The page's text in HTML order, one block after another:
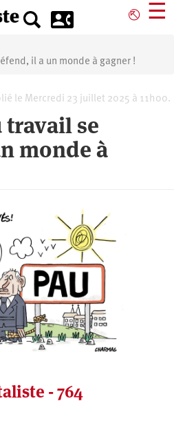
⎋ ☰
il a un monde à gagner !
le Mercredi 23 juillet 2025 à 11h00.
travail se
monde à
- 764